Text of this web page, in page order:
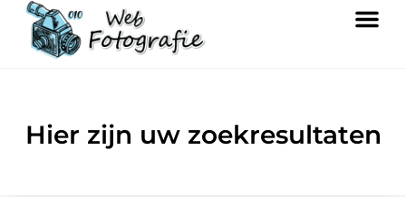
Hier zijn uw zoekresultaten